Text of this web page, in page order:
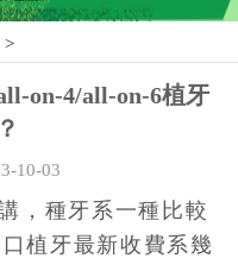
>
on-4/all-on-6植牙
10-03
，種牙系一種比較
植牙最新收費系幾